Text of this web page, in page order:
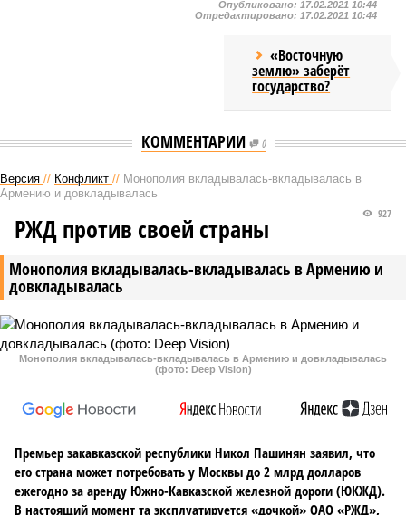
Опубликовано: 17.02.2021 10:44
Отредактировано: 17.02.2021 10:44
«Восточную
землю» заберёт
государство?
КОММЕНТАРИИ 0
Версия // Конфликт // Монополия вкладывалась-вкладывалась в
Армению и довкладывалась
Монополия вкладывалась-вкладывалась в Армению и
довкладывалась
927
РЖД против своей страны
Монополия вкладывалась-вкладывалась в Армению и довкладывалась
(фото: Deep Vision)
Премьер закавказской республики Никол Пашинян заявил, что
его страна может потребовать у Москвы до 2 млрд долларов
ежегодно за аренду Южно-Кавказской железной дороги (ЮКЖД).
В настоящий момент та эксплуатируется «дочкой» ОАО «РЖД»,